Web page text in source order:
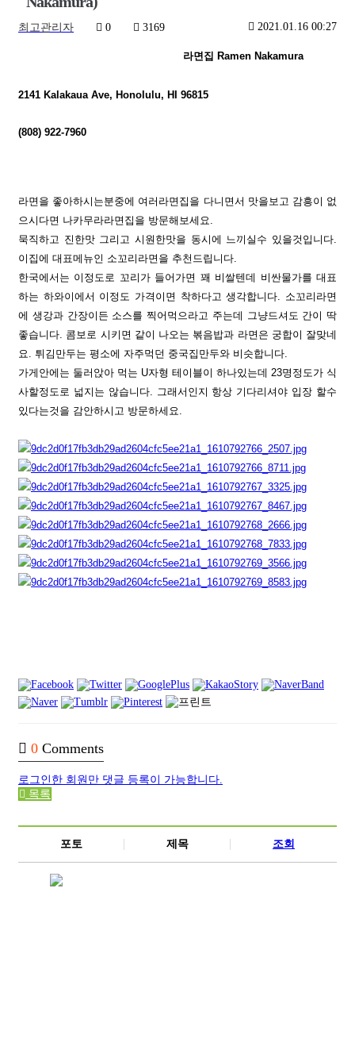
최고관리자 0 3169 2021.01.16 00:27
라면집 Ramen Nakamura
2141 Kalakaua Ave, Honolulu, HI 96815
(808) 922-7960
라면을 좋아하시는분중에 여러라면집을 다니면서 맛을보고 감흥이 없
으시다면 나카무라라면집을 방문해보세요.
묵직하고 진한맛 그리고 시원한맛을 동시에 느끼실수 있을것입니다.
이집에 대표메뉴인 소꼬리라면을 추천드립니다.
한국에서는 이정도로 꼬리가 들어가면 꽤 비쌀텐데 비싼물가를 대표
하는 하와이에서 이정도 가격이면 착하다고 생각합니다. 소꼬리라면
에 생강과 간장이든 소스를 찍어먹으라고 주는데 그냥드셔도 간이 딱
좋습니다. 콤보로 시키면 같이 나오는 볶음밥과 라면은 궁합이 잘맞네
요. 튀김만두는 평소에 자주먹던 중국집만두와 비슷합니다.
가게안에는 둘러앉아 먹는 U자형 테이블이 하나있는데 23명정도가 식
사할정도로 넓지는 않습니다. 그래서인지 항상 기다리셔야 입장 할수
있다는것을 감안하시고 방문하세요.
0 Comments
로그인한 회원만 댓글 등록이 가능합니다.
목록
포토 제목 조회